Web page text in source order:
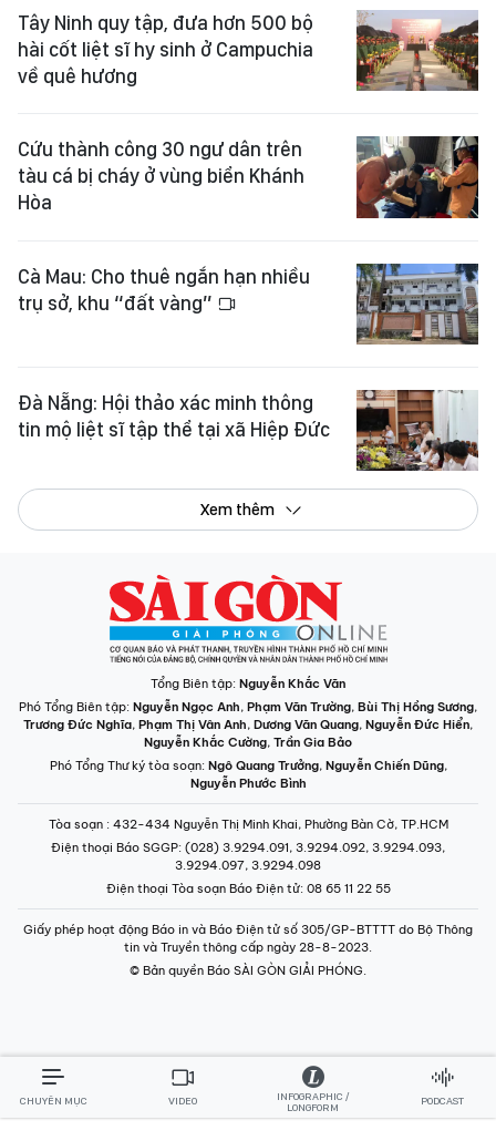
Tây Ninh quy tập, đưa hơn 500 bộ
hài cốt liệt sĩ hy sinh ở Campuchia
về quê hương
Cứu thành công 30 ngư dân trên
tàu cá bị cháy ở vùng biển Khánh
Hòa
Cà Mau: Cho thuê ngắn hạn nhiều
trụ sở, khu “đất vàng”
Đà Nẵng: Hội thảo xác minh thông
tin mộ liệt sĩ tập thể tại xã Hiệp Đức
Xem thêm
Tổng Biên tập: Nguyễn Khắc Văn
Phó Tổng Biên tập: Nguyễn Ngọc Anh, Phạm Văn Trường, Bùi Thị Hồng Sương,
Trương Đức Nghĩa, Phạm Thị Vân Anh, Dương Văn Quang, Nguyễn Đức Hiển,
Nguyễn Khắc Cường, Trần Gia Bảo
Phó Tổng Thư ký tòa soạn: Ngô Quang Trưởng, Nguyễn Chiến Dũng,
Nguyễn Phước Bình
Tòa soạn : 432-434 Nguyễn Thị Minh Khai, Phường Bàn Cờ, TP.HCM
Điện thoại Báo SGGP: (028) 3.9294.091, 3.9294.092, 3.9294.093,
3.9294.097, 3.9294.098
Điện thoại Tòa soạn Báo Điện tử: 08 65 11 22 55
Giấy phép hoạt động Báo in và Báo Điện tử số 305/GP-BTTTT do Bộ Thông
tin và Truyền thông cấp ngày 28-8-2023.
© Bản quyền Báo SÀI GÒN GIẢI PHÓNG.
CHUYÊN MỤC VIDEO
INFOGRAPHIC /
LONGFORM
PODCAST